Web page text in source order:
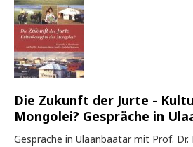
Die Zukunft der Jurte -
Mongolei? Gespräche in
Gespräche in Ulaanbaatar mit Prof.